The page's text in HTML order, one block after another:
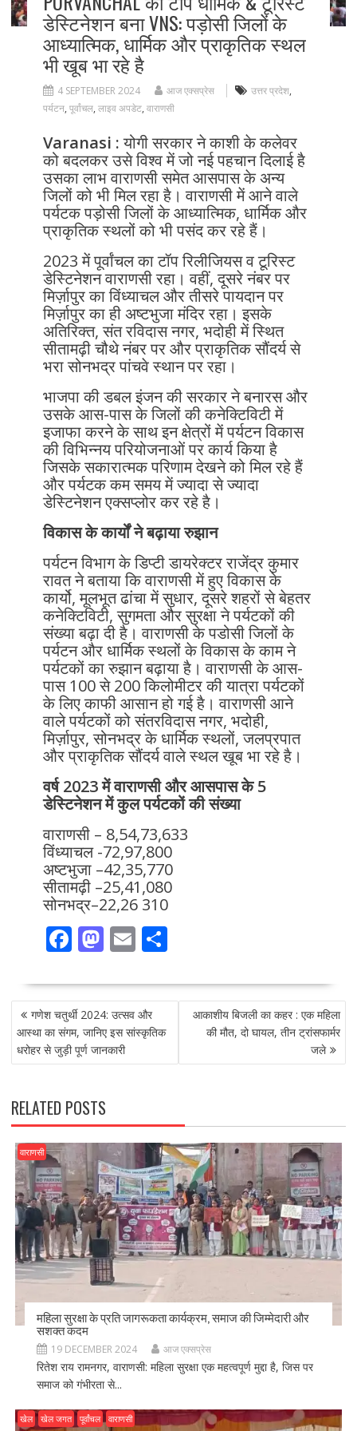
डेस्टिनेशन बना VNS: पड़ोसी जिलों के
आध्यात्मिक, धार्मिक और प्राकृतिक स्थल
भी खूब भा रहे है
4 SEPTEMBER 2024 आज एक्सप्रेस उत्तर प्रदेश,
पर्यटन, पूर्वांचल, लाइव अपडेट, वाराणसी
Varanasi :योगी सरकार ने काशी के कलेवर
को बदलकर उसे विश्व में जो नई पहचान दिलाई है
उसका लाभ वाराणसी समेत आसपास के अन्य
जिलों को भी मिल रहा है। वाराणसी में आने वाले
पर्यटक पड़ोसी जिलों के आध्यात्मिक, धार्मिक और
प्राकृतिक स्थलों को भी पसंद कर रहे हैं।
2023 में पूर्वांचल का टॉप रिलीजियस व टूरिस्ट
डेस्टिनेशन वाराणसी रहा। वहीं, दूसरे नंबर पर
मिर्ज़ापुर का विंध्याचल और तीसरे पायदान पर
मिर्ज़ापुर का ही अष्टभुजा मंदिर रहा। इसके
अतिरिक्त, संत रविदास नगर, भदोही में स्थित
सीतामढ़ी चौथे नंबर पर और प्राकृतिक सौंदर्य से
भरा सोनभद्र पांचवे स्थान पर रहा।
भाजपा की डबल इंजन की सरकार ने बनारस और
उसके आस-पास के जिलों की कनेक्टिविटी में
इजाफा करने के साथ इन क्षेत्रों में पर्यटन विकास
की विभिन्नय परियोजनाओं पर कार्य किया है
जिसके सकारात्मक परिणाम देखने को मिल रहे हैं
और पर्यटक कम समय में ज्यादा से ज्यादा
डेस्टिनेशन एक्सप्लोर कर रहे है।
विकास के कार्यों ने बढ़ाया रुझान
पर्यटन विभाग के डिप्टी डायरेक्टर राजेंद्र कुमार
रावत ने बताया कि वाराणसी में हुए विकास के
कार्यो, मूलभूत ढांचा में सुधार, दूसरे शहरों से बेहतर
कनेक्टिविटी, सुगमता और सुरक्षा ने पर्यटकों की
संख्या बढ़ा दी है। वाराणसी के पडोसी जिलों के
पर्यटन और धार्मिक स्थलों के विकास के काम ने
पर्यटकों का रुझान बढ़ाया है। वाराणसी के आस-
पास 100 से 200 किलोमीटर की यात्रा पर्यटकों
के लिए काफी आसान हो गई है। वाराणसी आने
वाले पर्यटकों को संतरविदास नगर, भदोही,
मिर्ज़ापुर, सोनभद्र के धार्मिक स्थलों, जलप्रपात
और प्राकृतिक सौंदर्य वाले स्थल खूब भा रहे है।
वर्ष 2023 में वाराणसी और आसपास के 5
डेस्टिनेशन में कुल पर्यटकों की संख्या
वाराणसी – 8,54,73,633
विंध्याचल -72,97,800
अष्टभुजा –42,35,770
सीतामढ़ी –25,41,080
सोनभद्र–22,26 310
F
e
b
o
o
k
M
to
d
o
n
E
ai
l
S
ar
POST
NAVIGATION
गणेश चतुर्थी 2024: उत्सव और
आस्था का संगम, जानिए इस सांस्कृतिक
धरोहर से जुड़ी पूर्ण जानकारी
आकाशीय बिजली का कहर : एक महिला
की मौत, दो घायल, तीन ट्रांसफार्मर
जले
RELATED POSTS
वाराणसी
महिला सुरक्षा के प्रति जागरूकता कार्यक्रम, समाज की जिम्मेदारी और
सशक्त कदम
19 DECEMBER 2024 आज एक्सप्रेस
रितेश राय रामनगर, वाराणसी: महिला सुरक्षा एक महत्वपूर्ण मुद्दा है, जिस पर
समाज को गंभीरता से...
खेल खेल जगत पूर्वांचल वाराणसी